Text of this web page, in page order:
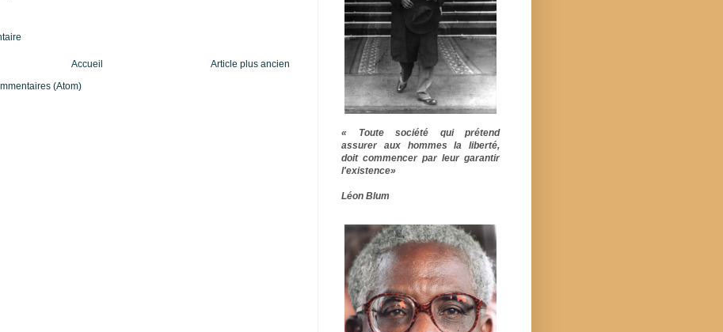
Article plus ancien
Accueil
(Atom)
« Toute société qui prétend
assurer aux hommes la liberté,
doit commencer par leur garantir
l'existence»
Léon Blum